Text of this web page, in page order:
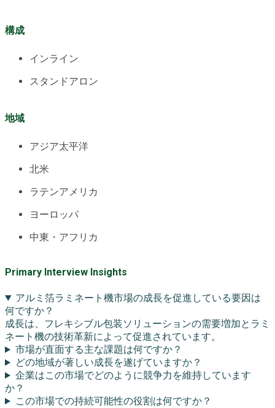
構成
インライン
スタンドアロン
地域
アジア太平洋
北米
ラテンアメリカ
ヨーロッパ
中東・アフリカ
Primary Interview Insights
アルミ箔ラミネート機市場の成長を促進している要因は
何ですか？
成長は、フレキシブル包装ソリューションの需要増加とラミ
ネート機の技術革新によって促進されています。
市場が直面する主な課題は何ですか？
どの地域が著しい成長を遂げていますか？
企業はこの市場でどのように競争力を維持しています
か？
この市場での持続可能性の役割は何ですか？